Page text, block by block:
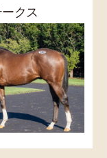
クス